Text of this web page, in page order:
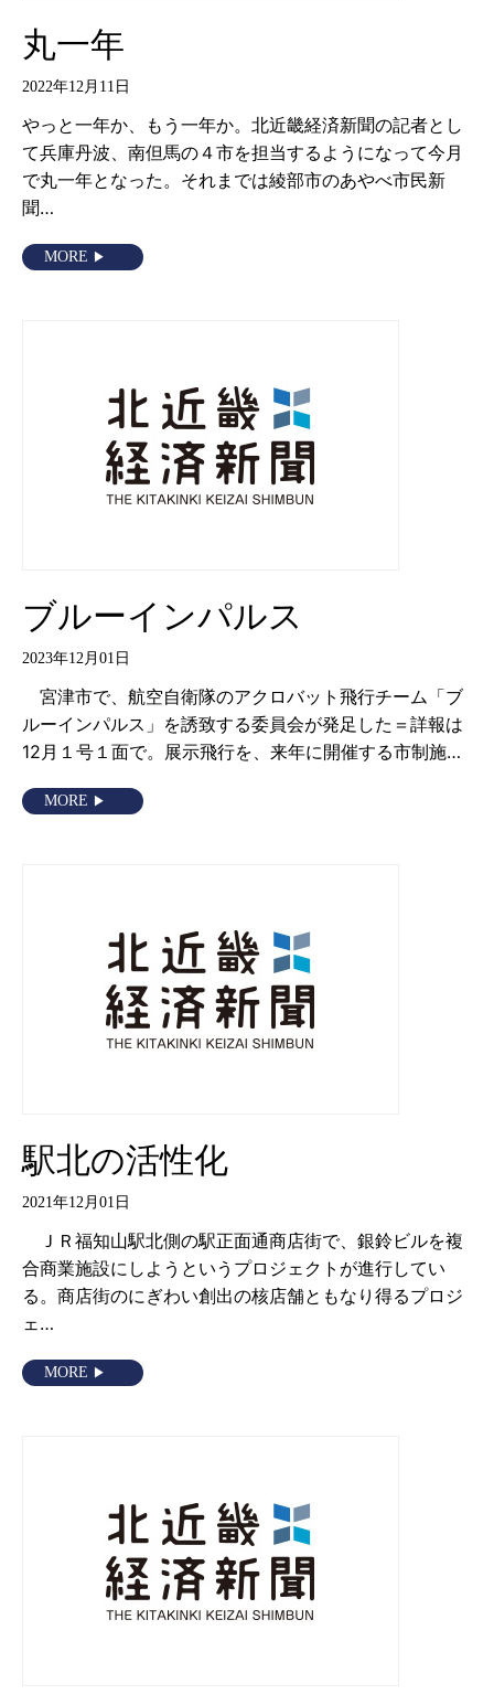
丸一年
2022年12月11日
やっと一年か、もう一年か。北近畿経済新聞の記者とし
て兵庫丹波、南但馬の４市を担当するようになって今月
で丸一年となった。それまでは綾部市のあやべ市民新
聞…
MORE
ブルーインパルス
2023年12月01日
宮津市で、航空自衛隊のアクロバット飛行チーム「ブ
ルーインパルス」を誘致する委員会が発足した＝詳報は
12月１号１面で。展示飛行を、来年に開催する市制施…
MORE
駅北の活性化
2021年12月01日
ＪＲ福知山駅北側の駅正面通商店街で、銀鈴ビルを複
合商業施設にしようというプロジェクトが進行してい
る。商店街のにぎわい創出の核店舗ともなり得るプロジ
ェ…
MORE